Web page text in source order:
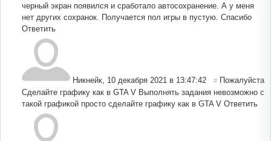
черный экран появился и сработало автосохранение. А у меня
нет других сохранок. Получается пол игры в пустую. Спасибо
Ответить
Никнейк, 10 декабря 2021 в 13:47:42 # Пожалуйста
Сделайте графику как в GTA V Выполнять задания невозможно с
такой графикой просто сделайте графику как в GTA V Ответить